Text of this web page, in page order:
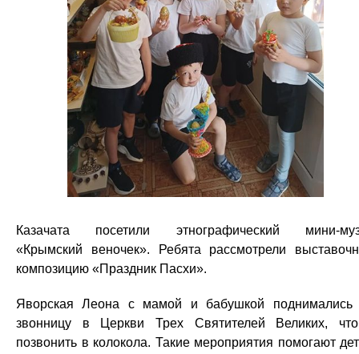
Казачата посетили этнографический мини-
«Крымский веночек». Ребята рассмотрели
композицию «Праздник Пасхи».
Яворская Леона с мамой и бабушкой поднимались
звонницу в Церкви Трех Святителей Великих,
позвонить в колокола. Такие мероприятия помогают